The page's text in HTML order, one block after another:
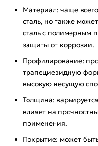
Материал: чаще
сталь, но также
сталь с полимерным
защиты от коррозии.
Профилирование:
трапециевидную
высокую несущую
Толщина:
влияет на
применения.
Покрытие: может